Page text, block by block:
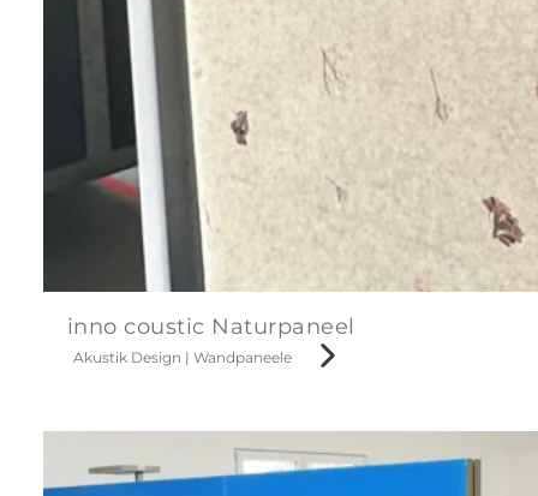
inno coustic Naturpaneel
Akustik Design | Wandpaneele